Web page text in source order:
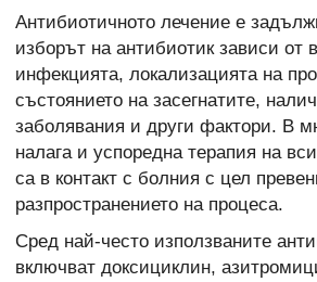
Антибиотичното лечение е
изборът на антибиотик зависи от
инфекцията, локализацията на
състоянието на засегнатите,
заболявания и други фактори. В
налага и успоредна терапия на
са в контакт с болния с цел
разпространението на процеса.
Сред най-често използваните
включват доксициклин,